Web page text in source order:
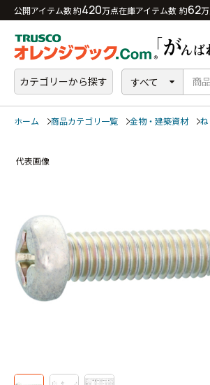
公開アイテム数 約420万点在庫アイテム数 約62
カテゴリーから探す すべて
ホーム 商品カテゴリ一覧 金物・建築資材
代表画像